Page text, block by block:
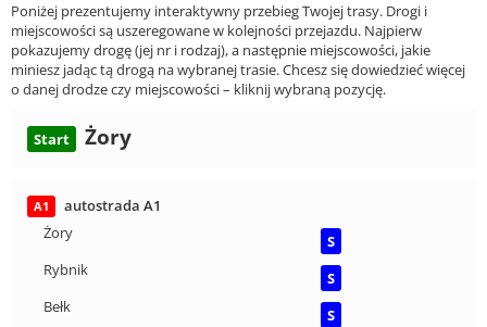
Poniżej prezentujemy interaktywny przebieg Twojej trasy. Drogi i
miejscowości są uszeregowane w kolejności przejazdu. Najpierw
pokazujemy drogę (jej nr i rodzaj), a następnie miejscowości, jakie
miniesz jadąc tą drogą na wybranej trasie. Chcesz się dowiedzieć więcej
o danej drodze czy miejscowości – kliknij wybraną pozycję.
Start Żory
A1
autostrada A1
Żory
S
Rybnik
S
Bełk
S